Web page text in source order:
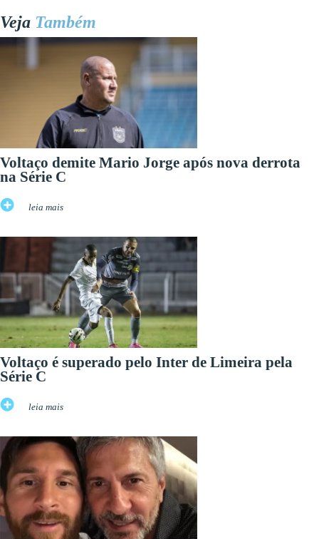
Veja Também
Voltaço demite Mario Jorge após nova derrota
na Série C
leia mais
Voltaço é superado pelo Inter de Limeira pela
Série C
leia mais